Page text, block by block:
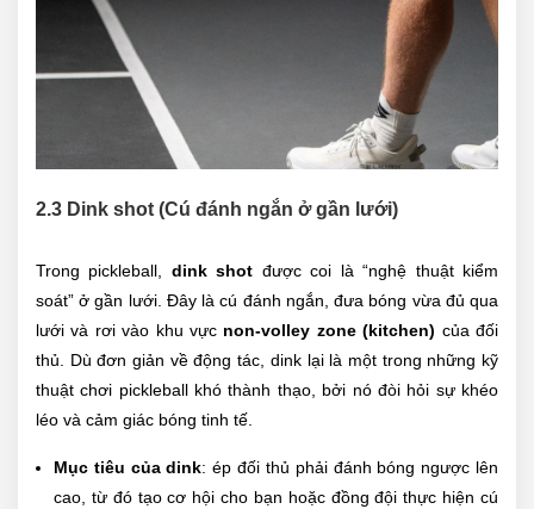
2.3 Dink shot (Cú đánh ngắn ở gần lưới)
Trong pickleball, dink shot được coi là “nghệ thuật kiểm
soát” ở gần lưới. Đây là cú đánh ngắn, đưa bóng vừa đủ qua
lưới và rơi vào khu vực non-volley zone (kitchen) của đối
thủ. Dù đơn giản về động tác, dink lại là một trong những kỹ
thuật chơi pickleball khó thành thạo, bởi nó đòi hỏi sự khéo
léo và cảm giác bóng tinh tế.
Mục tiêu của dink: ép đối thủ phải đánh bóng ngược lên
cao, từ đó tạo cơ hội cho bạn hoặc đồng đội thực hiện cú